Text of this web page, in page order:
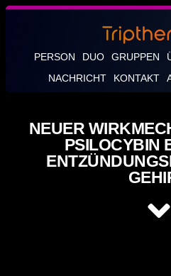
PERSON DUO GRUPPEN
NACHRICHT
KONTAKT
NEUER
PSILOCYBIN